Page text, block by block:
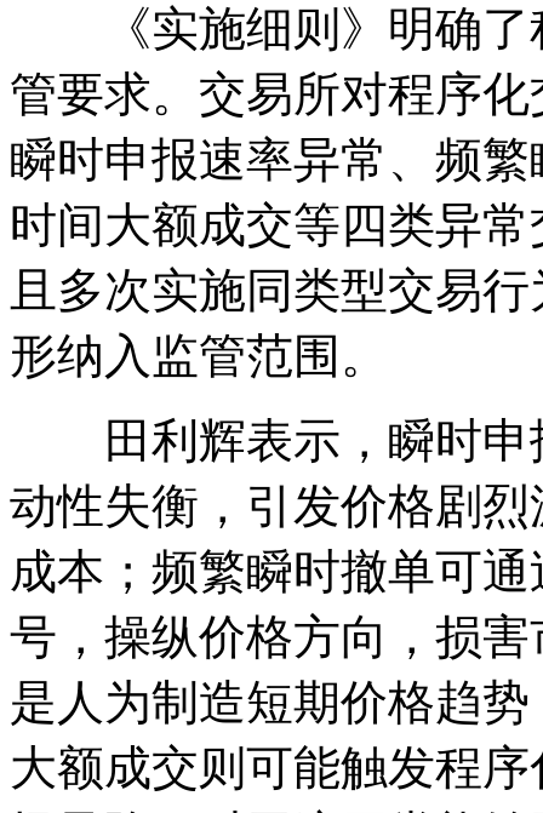
《实施细则》明确了
管要求。交易所对程序
瞬时申报速率异常、频
时间大额成交等四类异
且多次实施同类型交易
形纳入监管范围。
田利辉表示，瞬时申
动性失衡，引发价格剧
成本；频繁瞬时撤单可
号，操纵价格方向，损
是人为制造短期价格趋
大额成交则可能触发程